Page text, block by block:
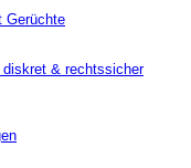
Gerüchte
diskret & rechtssicher